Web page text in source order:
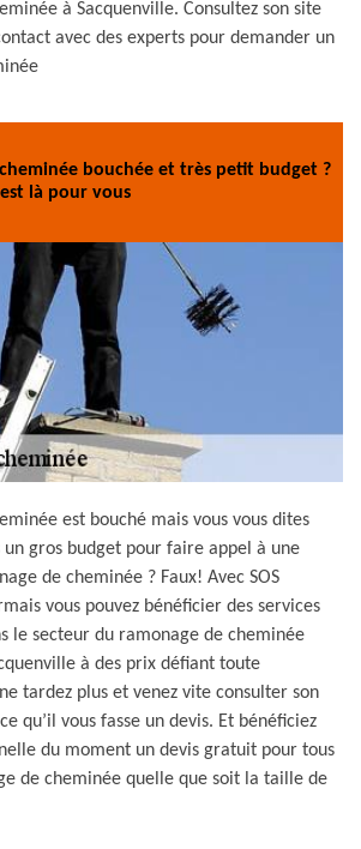
à Sacquenville. Consultez son site
avec des experts pour demander un
bouchée et très petit budget ?
est là pour vous
est bouché mais vous vous dites
un gros budget pour faire appel à une
de cheminée ? Faux! Avec SOS
vous pouvez bénéficier des services
le secteur du ramonage de cheminée
à des prix défiant toute
tardez plus et venez vite consulter son
qu’il vous fasse un devis. Et bénéficiez
du moment un devis gratuit pour tous
de cheminée quelle que soit la taille de